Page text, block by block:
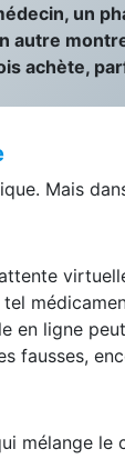
un
autre
achète,
Mais
en ligne
fausses,